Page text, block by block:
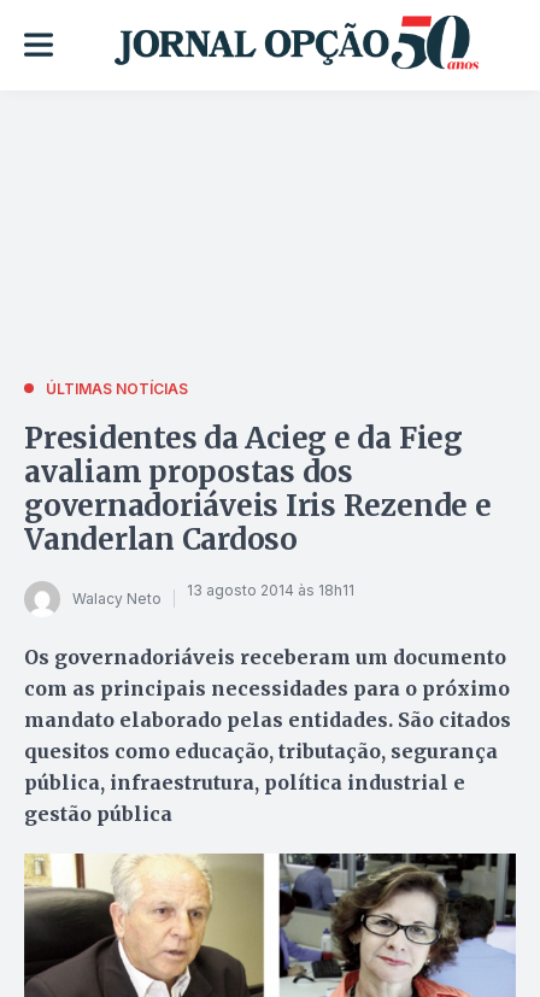
ÚLTIMAS NOTÍCIAS
Presidentes da Acieg e da Fieg
avaliam propostas dos
governadoriáveis Iris Rezende e
Vanderlan Cardoso
Walacy Neto 13 agosto 2014 às 18h11
Os governadoriáveis receberam um documento
com as principais necessidades para o próximo
mandato elaborado pelas entidades. São citados
quesitos como educação, tributação, segurança
pública, infraestrutura, política industrial e
gestão pública